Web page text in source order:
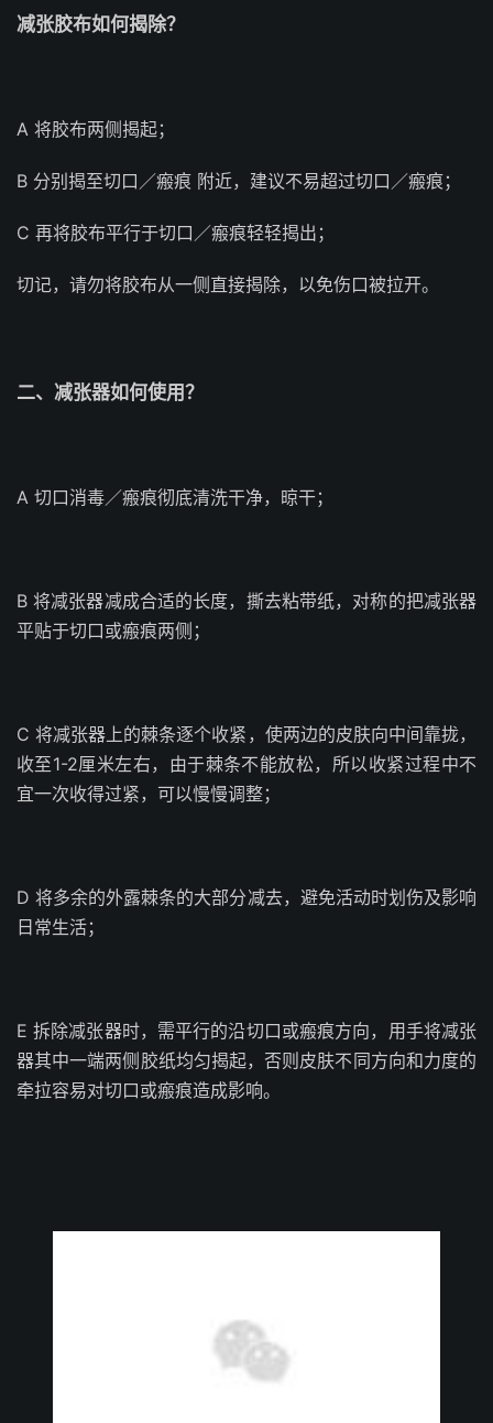
减张胶布如何揭除？
A 将胶布两侧揭起；
B 分别揭至切口／瘢痕 附近，建议不易超过切口／瘢痕；
C 再将胶布平行于切口／瘢痕轻轻揭出；
切记，请勿将胶布从一侧直接揭除，以免伤口被拉开。
二、减张器如何使用？
A 切口消毒／瘢痕彻底清洗干净，晾干；
B 将减张器减成合适的长度，撕去粘带纸，对称的把减张器
平贴于切口或瘢痕两侧；
C 将减张器上的棘条逐个收紧，使两边的皮肤向中间靠拢，
收至1-2厘米左右，由于棘条不能放松，所以收紧过程中不
宜一次收得过紧，可以慢慢调整；
D 将多余的外露棘条的大部分减去，避免活动时划伤及影响
日常生活；
E 拆除减张器时，需平行的沿切口或瘢痕方向，用手将减张
器其中一端两侧胶纸均匀揭起，否则皮肤不同方向和力度的
牵拉容易对切口或瘢痕造成影响。